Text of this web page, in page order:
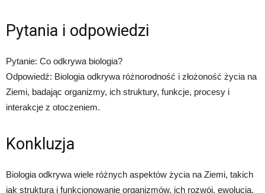
Pytania i odpowiedzi
Pytanie: Co odkrywa biologia?
Odpowiedź: Biologia odkrywa różnorodność i złożoność życia na
Ziemi, badając organizmy, ich struktury, funkcje, procesy i
interakcje z otoczeniem.
Konkluzja
Biologia odkrywa wiele różnych aspektów życia na Ziemi, takich
jak struktura i funkcjonowanie organizmów, ich rozwój, ewolucja,